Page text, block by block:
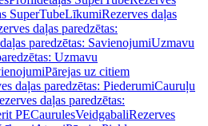
SuperTubeLīkumiRezerves daļas
daļas paredzētas:
paredzētas: SavienojumiUzmavu
Uzmavu
Pārejas uz citiem
daļas paredzētas: PiederumiCauruļu
daļas paredzētas:
PECaurulesVeidgabaliRezerves